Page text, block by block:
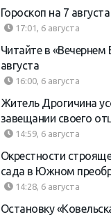
Гороскоп на 7 августа
17:01, 6 августа
Читайте в «Вечернем
августа
16:00, 6 августа
Житель Дрогичина
завещании своего
14:59, 6 августа
Окрестности
сада в Южном
14:28, 6 августа
Остановку